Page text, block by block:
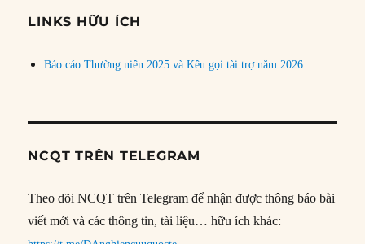
đề
LINKS HỮU ÍCH
Báo cáo Thường niên 2025 và Kêu gọi tài trợ năm 2026
NCQT TRÊN TELEGRAM
Theo dõi NCQT trên Telegram để nhận được thông báo bài
viết mới và các thông tin, tài liệu… hữu ích khác: